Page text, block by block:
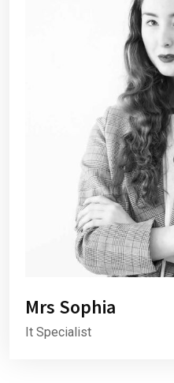
Mrs Sophia
It Specialist